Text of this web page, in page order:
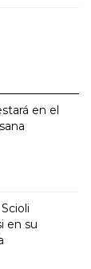
en el
en su